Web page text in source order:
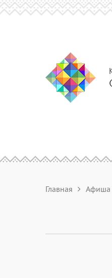
Главная Афиша